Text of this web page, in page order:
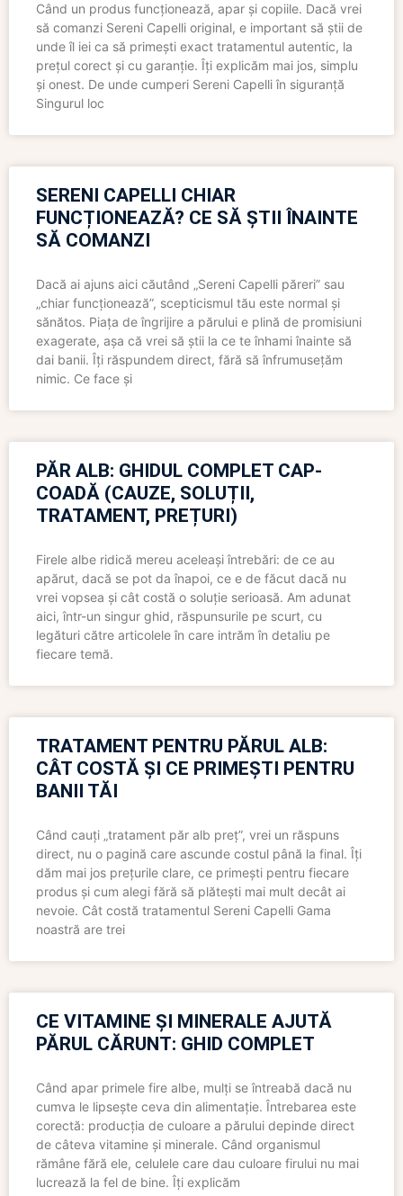
Când un produs funcționează, apar și copiile. Dacă vrei
să comanzi Sereni Capelli original, e important să știi de
unde îl iei ca să primești exact tratamentul autentic, la
prețul corect și cu garanție. Îți explicăm mai jos, simplu
și onest. De unde cumperi Sereni Capelli în siguranță
Singurul loc
SERENI CAPELLI CHIAR
FUNCȚIONEAZĂ? CE SĂ ȘTII ÎNAINTE
SĂ COMANZI
Dacă ai ajuns aici căutând „Sereni Capelli păreri” sau
„chiar funcționează”, scepticismul tău este normal și
sănătos. Piața de îngrijire a părului e plină de promisiuni
exagerate, așa că vrei să știi la ce te înhami înainte să
dai banii. Îți răspundem direct, fără să înfrumusețăm
nimic. Ce face și
PĂR ALB: GHIDUL COMPLET CAP-
COADĂ (CAUZE, SOLUȚII,
TRATAMENT, PREȚURI)
Firele albe ridică mereu aceleași întrebări: de ce au
apărut, dacă se pot da înapoi, ce e de făcut dacă nu
vrei vopsea și cât costă o soluție serioasă. Am adunat
aici, într-un singur ghid, răspunsurile pe scurt, cu
legături către articolele în care intrăm în detaliu pe
fiecare temă.
TRATAMENT PENTRU PĂRUL ALB:
CÂT COSTĂ ȘI CE PRIMEȘTI PENTRU
BANII TĂI
Când cauți „tratament păr alb preț”, vrei un răspuns
direct, nu o pagină care ascunde costul până la final. Îți
dăm mai jos prețurile clare, ce primești pentru fiecare
produs și cum alegi fără să plătești mai mult decât ai
nevoie. Cât costă tratamentul Sereni Capelli Gama
noastră are trei
CE VITAMINE ȘI MINERALE AJUTĂ
PĂRUL CĂRUNT: GHID COMPLET
Când apar primele fire albe, mulți se întreabă dacă nu
cumva le lipsește ceva din alimentație. Întrebarea este
corectă: producția de culoare a părului depinde direct
de câteva vitamine și minerale. Când organismul
rămâne fără ele, celulele care dau culoare firului nu mai
lucrează la fel de bine. Îți explicăm